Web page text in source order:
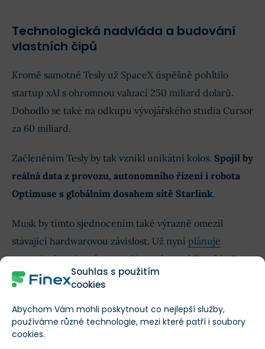
Souhlas s použitím
cookies
Abychom Vám mohli poskytnout co nejlepší služby,
používáme různé technologie, mezi které patří i soubory
cookies.
Technologická nadvláda a budování
vlastních čipů
Kromě samotné Tesly už SpaceX úspěšně pohltilo
startup xAI s ohromnou valuací 250 miliard dolarů.
Dohodlo se také na odkupu vývojářského studia Cursor
za 60 miliard.
Začleněním Tesly by tak vznikl unikátní kolos. Spojil by
reálná data z provozu, autonomního řízení i robota
Optimuse s globálním dosahem sítě Starlink.
Musk by tímto sjednocením také výrazně omezil
stávající hardwarovou závislost. Už nyní plánuje
postavit vlastní továrnu na čipy, takzvaný Terafab. Do
megalomanského projektu v hodnotě 25 miliard dolarů